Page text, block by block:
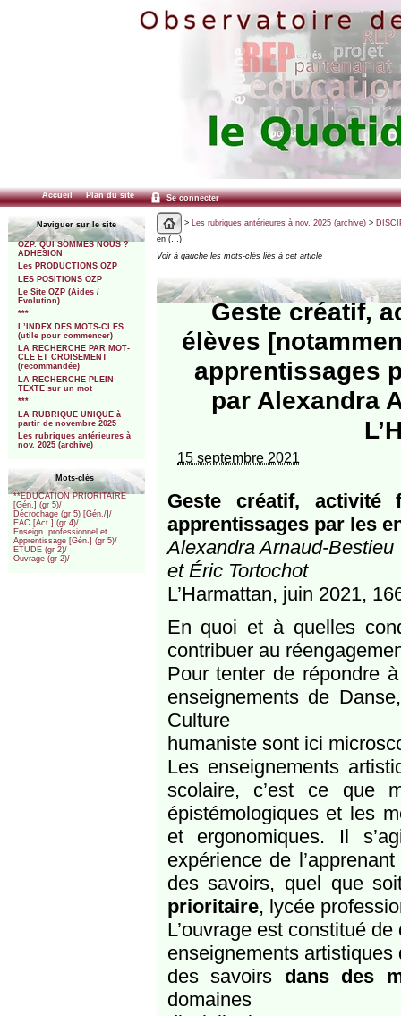
Accueil Plan du site Se connecter
Naviguer sur le site
OZP. QUI SOMMES NOUS ?
ADHESION
Les PRODUCTIONS OZP
LES POSITIONS OZP
Le Site OZP (Aides /
Evolution)
***
L’INDEX DES MOTS-CLES
(utile pour commencer)
LA RECHERCHE PAR MOT-
CLE ET CROISEMENT
(recommandée)
LA RECHERCHE PLEIN
TEXTE sur un mot
***
LA RUBRIQUE UNIQUE à
partir de novembre 2025
Les rubriques antérieures à
nov. 2025 (archive)
Mots-clés
**EDUCATION PRIORITAIRE
[Gén.] (gr 5)/
Décrochage (gr 5) [Gén./]/
EAC [Act.] (gr 4)/
Enseign. professionnel et
Apprentissage [Gén.] (gr 5)/
ETUDE (gr 2)/
Ouvrage (gr 2)/
> Les rubriques antérieures à nov. 2025 (archive)>
en (…)
Voir à gauche les mots-clés liés à cet article
Geste créatif,
élèves
apprentissages
par Alexandra
15 septembre 2021
Geste créatif, activité
apprentissages par les
Alexandra Arnaud-Bestieu
et Éric Tortochot
L’Harmattan, juin 2021,
En quoi et à quelles
contribuer au
Pour tenter de répondre
enseignements de
Culture
humaniste sont ici
Les enseignements
scolaire, c’est ce que
épistémologiques et les
et ergonomiques. Il
expérience de
des savoirs, quel que
prioritaire, lycée
L’ouvrage est constitué
enseignements artistiques
des savoirs dans des
domaines